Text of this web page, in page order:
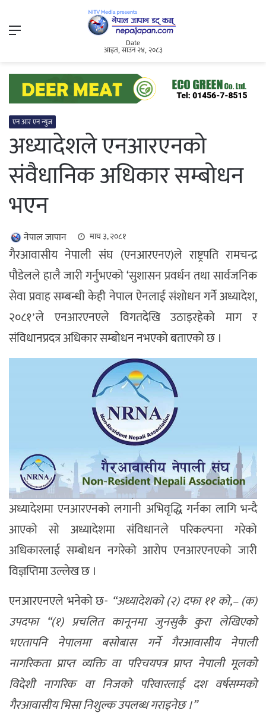
Menu
Date
आइत, साउन २४, २०८३
एन आर एन न्युज
अध्यादेशले एनआरएनको
संवैधानिक अधिकार सम्बोधन
भएन
नेपाल जापान माघ ३, २०८१
गैरआवासीय नेपाली संघ (एनआरएनए)ले राष्ट्रपति रामचन्द्र
पौडेलले हालै जारी गर्नुभएको ‘सुशासन प्रवर्धन तथा सार्वजनिक
सेवा प्रवाह सम्बन्धी केही नेपाल ऐनलाई संशोधन गर्ने अध्यादेश,
२०८१ʼले एनआरएनएले विगतदेखि उठाइरहेको माग र
संविधानप्रदत्र अधिकार सम्बोधन नभएको बताएको छ ।
अध्यादेशमा एनआरएनको लगानी अभिवृद्धि गर्नका लागि भन्दै
आएको सो अध्यादेशमा संविधानले परिकल्पना गरेको
अधिकारलाई सम्बोधन नगरेको आरोप एनआरएनएको जारी
विज्ञप्तिमा उल्लेख छ ।
एनआरएनएले भनेको छ- “अध्यादेशको (२) दफा ११ को,– (क)
उपदफा “(१) प्रचलित कानूनमा जुनसुकै कुरा लेखिएको
भएतापनि नेपालमा बसोबास गर्ने गैरआवासीय नेपाली
नागरिकता प्राप्त व्यक्ति वा परिचयपत्र प्राप्त नेपाली मूलको
विदेशी नागरिक वा निजको परिवारलाई दश वर्षसम्मको
गैरआवासीय भिसा निशुल्क उपलब्ध गराइनेछ ।”